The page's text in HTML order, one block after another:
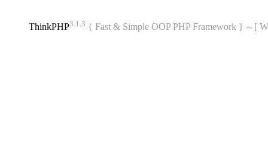
ThinkPHP3.1.3 { Fast & Simple OOP PHP Framework } -- [